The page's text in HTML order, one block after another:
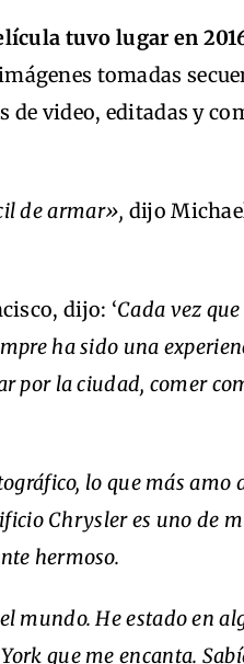
tuvo lugar en
tomadas
video, editadas y
de armar», dijo
dijo: ‘Cada vez
ha sido una
por la ciudad, comer
lo que más amo
Chrysler es uno de
hermoso.
mundo. He estado en
que me encanta.